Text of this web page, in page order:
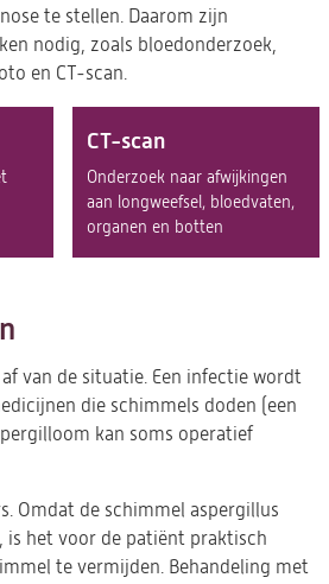
te stellen. Daarom zijn
nodig, zoals bloedonderzoek,
en CT-scan.
CT-scan
Onderzoek naar afwijkingen
aan longweefsel, bloedvaten,
organen en botten
van de situatie. Een infectie wordt
die schimmels doden (een
kan soms operatief
Omdat de schimmel aspergillus
is het voor de patiënt praktisch
te vermijden. Behandeling met